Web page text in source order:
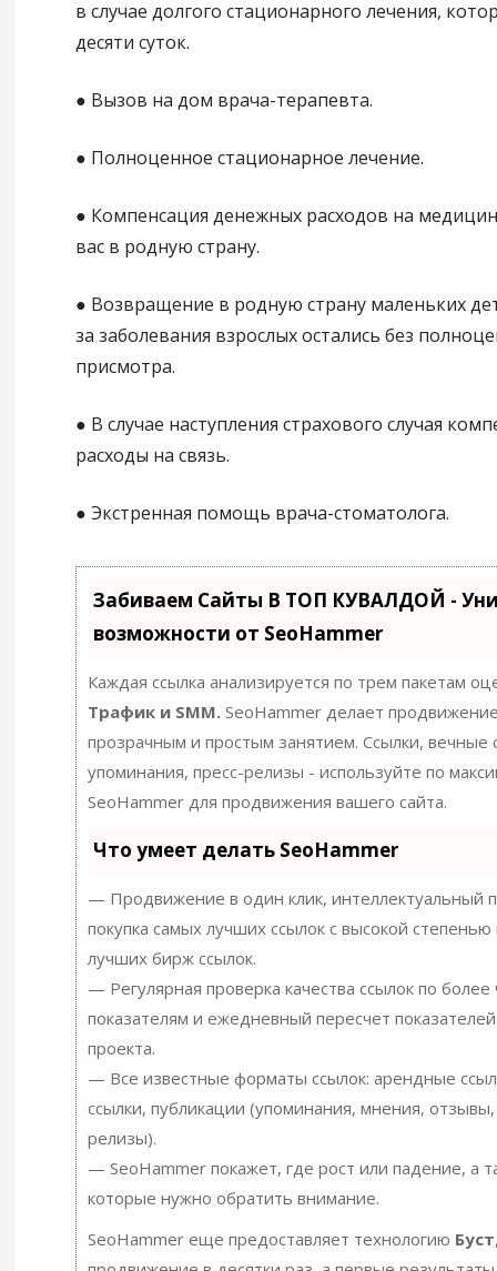
в случае долгого стационарного лечения,
десяти суток.
● Вызов на дом врача-терапевта.
● Полноценное стационарное лечение.
● Компенсация денежных расходов на
вас в родную страну.
● Возвращение в родную страну маленьких
за заболевания взрослых остались без
присмотра.
● В случае наступления страхового случая
расходы на связь.
● Экстренная помощь врача-стоматолога.
Забиваем Сайты В ТОП КУВАЛДОЙ -
возможности от SeoHammer
Каждая ссылка анализируется по трем пакетам
Трафик и SMM.SeoHammer делает
прозрачным и простым занятием. Ссылки, вечные
упоминания, пресс-релизы - используйте по
SeoHammer для продвижения вашего сайта.
Что умеет делать SeoHammer
— Продвижение в один клик, интеллектуальный
покупка самых лучших ссылок с высокой степенью
лучших бирж ссылок.
— Регулярная проверка качества ссылок по
показателям и ежедневный пересчет показателей
проекта.
— Все известные форматы ссылок: арендные
ссылки, публикации (упоминания, мнения, отзывы,
релизы).
— SeoHammer покажет, где рост или падение, а
которые нужно обратить внимание.
SeoHammer еще предоставляет технологию Буст